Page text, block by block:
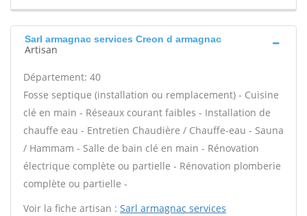
Sarl armagnac services Creon d armagnac
Artisan
Département: 40
Fosse septique (installation ou remplacement) - Cuisine
clé en main - Réseaux courant faibles - Installation de
chauffe eau - Entretien Chaudière / Chauffe-eau - Sauna
/ Hammam - Salle de bain clé en main - Rénovation
électrique complète ou partielle - Rénovation plomberie
complète ou partielle -
Voir la fiche artisan : Sarl armagnac services